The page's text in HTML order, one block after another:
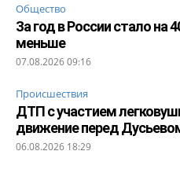
Общество
За год в России стало на
меньше
07.08.2026 09:16
Происшествия
ДТП с участием
движение перед
06.08.2026 18:29